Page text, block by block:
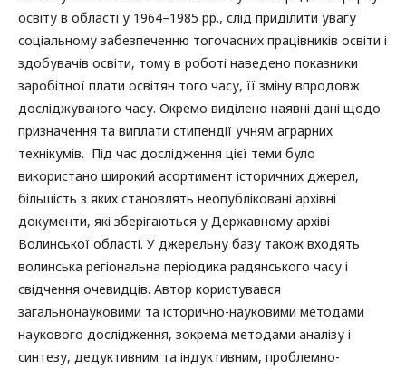
освіту в області у 1964–1985 рр., слід приділити увагу
соціальному забезпеченню тогочасних працівників освіти і
здобувачів освіти, тому в роботі наведено показники
заробітної плати освітян того часу, її зміну впродовж
досліджуваного часу. Окремо виділено наявні дані щодо
призначення та виплати стипендії учням аграрних
технікумів. Під час дослідження цієї теми було
використано широкий асортимент історичних джерел,
більшість з яких становлять неопубліковані архівні
документи, які зберігаються у Державному архіві
Волинської області. У джерельну базу також входять
волинська регіональна періодика радянського часу і
свідчення очевидців. Автор користувався
загальнонауковими та історично-науковими методами
наукового дослідження, зокрема методами аналізу і
синтезу, дедуктивним та індуктивним, проблемно-